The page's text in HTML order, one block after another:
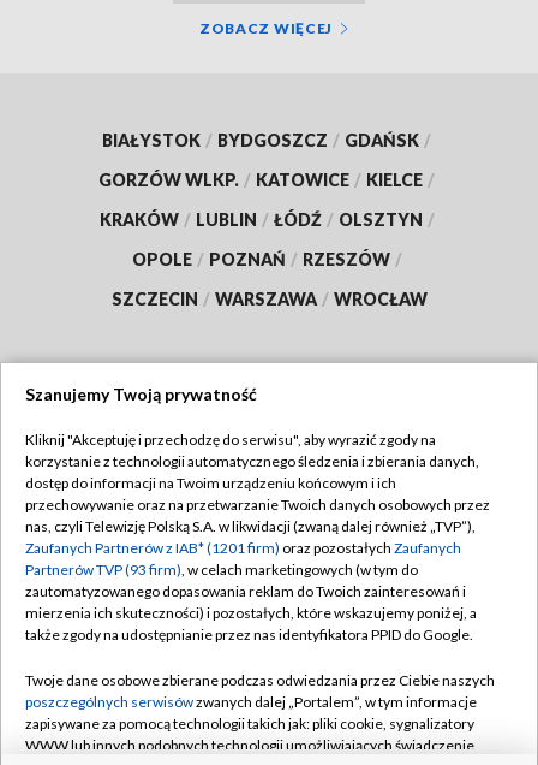
ZOBACZ WIĘCEJ
BIAŁYSTOK / BYDGOSZCZ / GDAŃSK /
GORZÓW WLKP. / KATOWICE / KIELCE /
KRAKÓW / LUBLIN / ŁÓDŹ / OLSZTYN /
OPOLE / POZNAŃ / RZESZÓW /
SZCZECIN / WARSZAWA / WROCŁAW
TVP
Abonament TVP
Emisja w TVP
Centrum informacji TVP
Naziemna Telewizja Cyfrowa
Rada Programowa
System NOS
Regulamin TVP
Polityka prywatności
Moje zgody
Pomoc
Kontakt
Szanujemy Twoją prywatność
Kliknij "Akceptuję i przechodzę do serwisu", aby wyrazić zgody na
korzystanie z technologii automatycznego śledzenia i zbierania danych,
dostęp do informacji na Twoim urządzeniu końcowym i ich
przechowywanie oraz na przetwarzanie Twoich danych osobowych przez
nas, czyli Telewizję Polską S.A. w likwidacji (zwaną dalej również „TVP”),
Zaufanych Partnerów z IAB* (1201 firm) oraz pozostałych Zaufanych
Partnerów TVP (93 firm), w celach marketingowych (w tym do
zautomatyzowanego dopasowania reklam do Twoich zainteresowań i
mierzenia ich skuteczności) i pozostałych, które wskazujemy poniżej, a
także zgody na udostępnianie przez nas identyfikatora PPID do Google.
Twoje dane osobowe zbierane podczas odwiedzania przez Ciebie naszych
poszczególnych serwisówzwanych dalej „Portalem”, w tym informacje
zapisywane za pomocą technologii takich jak: pliki cookie, sygnalizatory
WWW lub innych podobnych technologii umożliwiających świadczenie